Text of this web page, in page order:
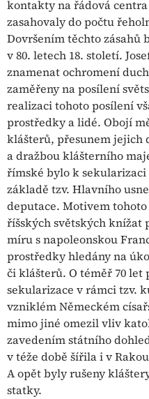
kontakty na řádová
zasahovaly do počtu
Dovršením těchto zásahů
v 80. letech 18. století.
znamenat ochromení
zaměřeny na posílení
realizaci tohoto posílení
prostředky a lidé. Obojí
klášterů, přesunem jejich
a dražbou klášterního
římské bylo k
základě tzv. Hlavního
deputace. Motivem
říšských světských knížat
míru s napoleonskou
prostředky hledány na
či klášterů. O téměř 70 let
sekularizace v rámci tzv.
vzniklém Německém
mimo jiné omezil vliv
zavedením státního
v téže době šířila i v
A opět byly rušeny
statky.